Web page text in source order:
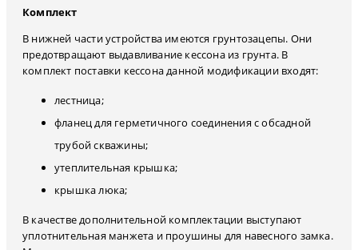
Комплект
В нижней части устройства имеются грунтозацепы. Они
предотвращают выдавливание кессона из грунта. В
комплект поставки кессона данной модификации входят:
лестница;
фланец для герметичного соединения с обсадной
трубой скважины;
утеплительная крышка;
крышка люка;
В качестве дополнительной комплектации выступают
уплотнительная манжета и проушины для навесного замка.